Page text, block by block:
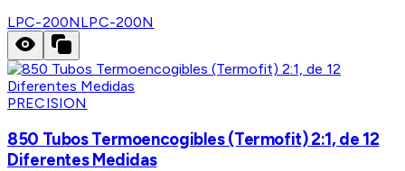
LPC-200NLPC-200N
PRECISION
850 Tubos Termoencogibles (Termofit) 2:1, de 12
Diferentes Medidas